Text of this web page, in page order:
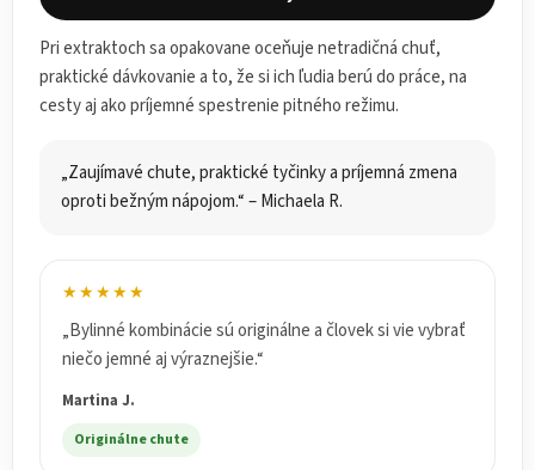
Pri extraktoch sa opakovane oceňuje netradičná chuť,
praktické dávkovanie a to, že si ich ľudia berú do práce, na
cesty aj ako príjemné spestrenie pitného režimu.
„Zaujímavé chute, praktické tyčinky a príjemná zmena
oproti bežným nápojom.“ – Michaela R.
★★★★★
„Bylinné kombinácie sú originálne a človek si vie vybrať
niečo jemné aj výraznejšie.“
Martina J.
Originálne chute